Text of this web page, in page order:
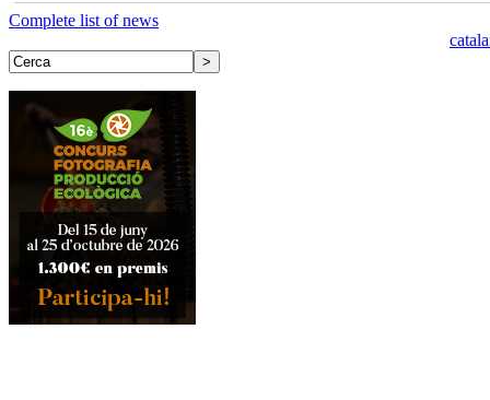
Complete list of news